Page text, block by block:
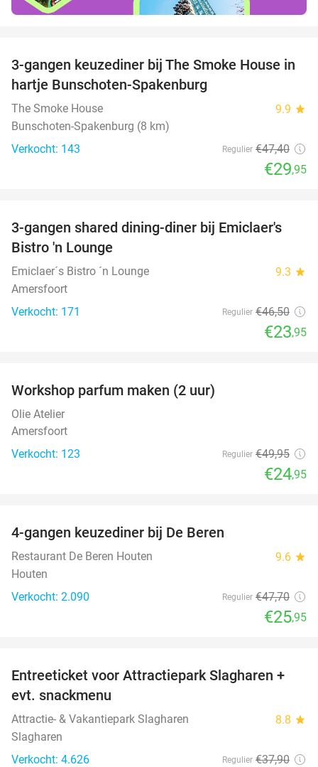
37%
3-gangen keuzediner bij The Smoke House in
hartje Bunschoten-Spakenburg
The Smoke House 9.9 star
Bunschoten-Spakenburg (8 km)
Verkocht: 143
Regulier €47,40
€29,95
48%
3-gangen shared dining-diner bij Emiclaer's
Bistro 'n Lounge
Emiclaer´s Bistro ´n Lounge 9.3 star
Amersfoort
Verkocht: 171
Regulier €46,50
€23,95
Workshop parfum maken (2 uur)
Olie Atelier
Amersfoort
Verkocht: 123
Regulier €49,95
€24,95
4-gangen keuzediner bij De Beren
Restaurant De Beren Houten 9.6 star
Houten
Verkocht: 2.090
Regulier €47,70
€25,95
41%
Entreeticket voor Attractiepark Slagharen +
evt. snackmenu
Attractie- & Vakantiepark Slagharen 8.8 star
Slagharen
Verkocht: 4.626
Regulier €37,90